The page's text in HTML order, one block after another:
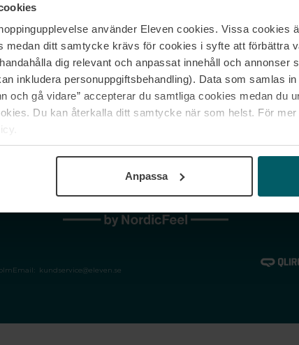
använder Eleven cookies. Vissa cookies
medan ditt samtycke krävs för cookies i syfte att förbättra
dig relevant och anpassat innehåll och annonser
inkludera personuppgiftsbehandling). Data som samlas
och gå vidare” accepterar du samtliga cookies medan du
Du kan återkalla ditt samtycke när som helst. För
Anpassa
Om oss
Jobba hos oss
Våra varumärken
Kontakta oss
Vanliga
Spåra min
reklamationer
Email: kundservice@eleven.se